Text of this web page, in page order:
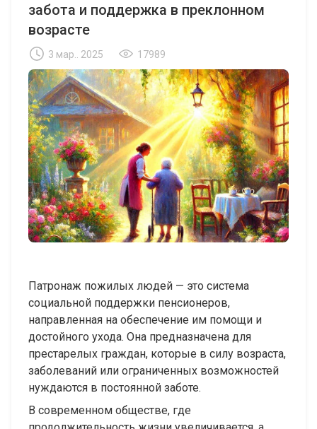
забота и поддержка в преклонном
возрасте
3 мар.. 2025 17989
Патронаж пожилых людей — это система
социальной поддержки пенсионеров,
направленная на обеспечение им помощи и
достойного ухода. Она предназначена для
престарелых граждан, которые в силу возраста,
заболеваний или ограниченных возможностей
нуждаются в постоянной заботе.
В современном обществе, где